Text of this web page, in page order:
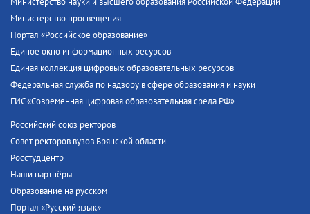
Министерство просвещения
Портал «Российское образование»
Единое окно информационных ресурсов
Единая коллекция цифровых образовательных ресурсов
Федеральная служба по надзору в сфере образования и науки
ГИС «Современная цифровая образовательная среда РФ»
Российский союз ректоров
Совет ректоров вузов Брянской области
Росстудцентр
Наши партнёры
Образование на русском
Портал «Русский язык»